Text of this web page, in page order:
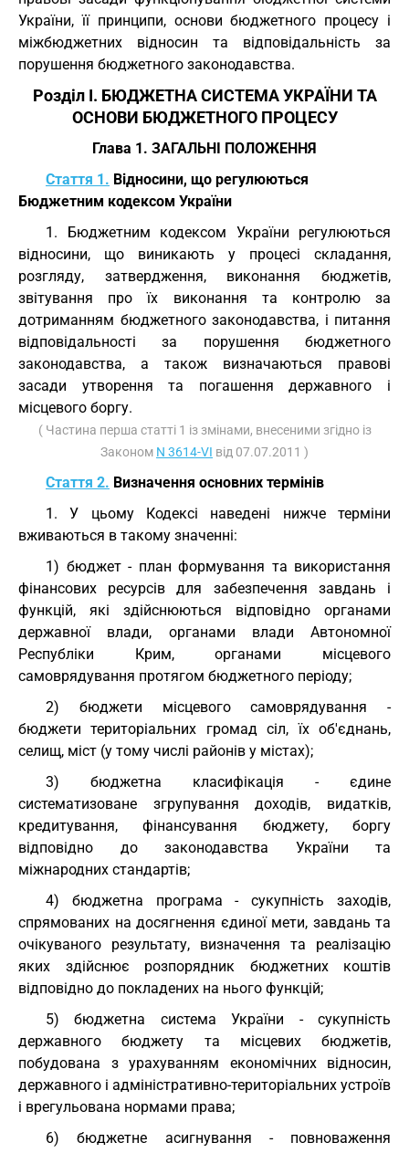
України, її принципи, основи бюджетного процесу і
міжбюджетних відносин та відповідальність за
порушення бюджетного законодавства.
Розділ I. БЮДЖЕТНА СИСТЕМА УКРАЇНИ ТА
ОСНОВИ БЮДЖЕТНОГО ПРОЦЕСУ
Глава 1. ЗАГАЛЬНІ ПОЛОЖЕННЯ
Стаття 1. Відносини, що регулюються
Бюджетним кодексом України
1. Бюджетним кодексом України регулюються
відносини, що виникають у процесі складання,
розгляду, затвердження, виконання бюджетів,
звітування про їх виконання та контролю за
дотриманням бюджетного законодавства, і питання
відповідальності за порушення бюджетного
законодавства, а також визначаються правові
засади утворення та погашення державного і
місцевого боргу.
( Частина перша статті 1 із змінами, внесеними згідно із
Законом N 3614-VI від 07.07.2011 )
Стаття 2. Визначення основних термінів
1. У цьому Кодексі наведені нижче терміни
вживаються в такому значенні:
1) бюджет - план формування та використання
фінансових ресурсів для забезпечення завдань і
функцій, які здійснюються відповідно органами
державної влади, органами влади Автономної
Республіки Крим, органами місцевого
самоврядування протягом бюджетного періоду;
2) бюджети місцевого самоврядування -
бюджети територіальних громад сіл, їх об'єднань,
селищ, міст (у тому числі районів у містах);
3) бюджетна класифікація - єдине
систематизоване згрупування доходів, видатків,
кредитування, фінансування бюджету, боргу
відповідно до законодавства України та
міжнародних стандартів;
4) бюджетна програма - сукупність заходів,
спрямованих на досягнення єдиної мети, завдань та
очікуваного результату, визначення та реалізацію
яких здійснює розпорядник бюджетних коштів
відповідно до покладених на нього функцій;
5) бюджетна система України - сукупність
державного бюджету та місцевих бюджетів,
побудована з урахуванням економічних відносин,
державного і адміністративно-територіальних устроїв
і врегульована нормами права;
6) бюджетне асигнування - повноваження